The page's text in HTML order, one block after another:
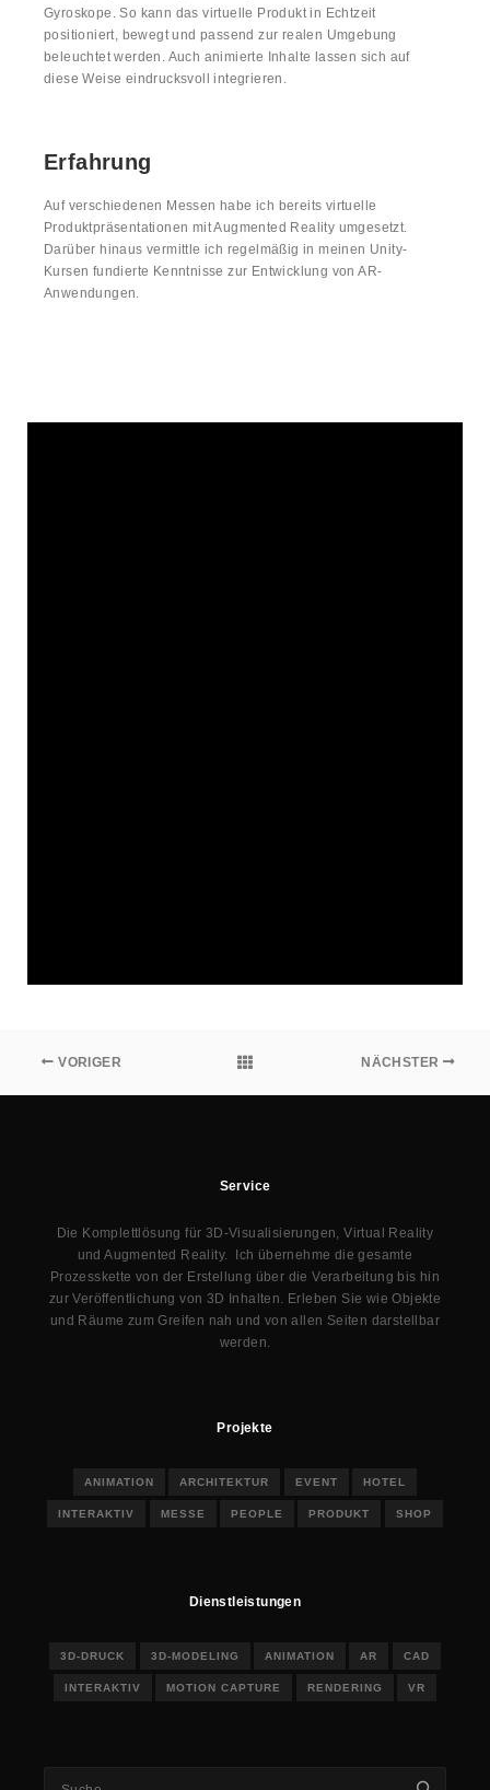
Gyroskope. So kann das virtuelle Produkt in Echtzeit
positioniert, bewegt und passend zur realen Umgebung
beleuchtet werden. Auch animierte Inhalte lassen sich auf
diese Weise eindrucksvoll integrieren.
Erfahrung
Auf verschiedenen Messen habe ich bereits virtuelle
Produktpräsentationen mit Augmented Reality umgesetzt.
Darüber hinaus vermittle ich regelmäßig in meinen Unity-
Kursen fundierte Kenntnisse zur Entwicklung von AR-
Anwendungen.
VORIGER NÄCHSTER
Service
Die Komplettlösung für 3D-Visualisierungen, Virtual Reality
und Augmented Reality. Ich übernehme die gesamte
Prozesskette von der Erstellung über die Verarbeitung bis hin
zur Veröffentlichung von 3D Inhalten. Erleben Sie wie Objekte
und Räume zum Greifen nah und von allen Seiten darstellbar
werden.
Projekte
ANIMATION ARCHITEKTUR EVENT HOTEL
INTERAKTIV MESSE PEOPLE PRODUKT SHOP
Dienstleistungen
3D-DRUCK 3D-MODELING ANIMATION AR CAD
INTERAKTIV MOTION CAPTURE RENDERING VR